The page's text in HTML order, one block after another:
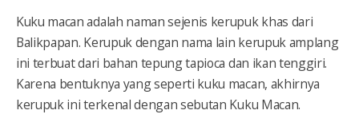
Kuku macan adalah naman sejenis kerupuk khas dari
Balikpapan. Kerupuk dengan nama lain kerupuk amplang
ini terbuat dari bahan tepung tapioca dan ikan tenggiri.
Karena bentuknya yang seperti kuku macan, akhirnya
kerupuk ini terkenal dengan sebutan Kuku Macan.